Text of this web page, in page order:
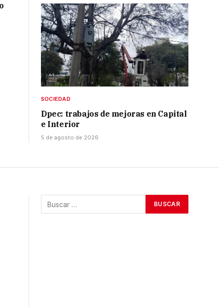
SOCIEDAD
Dpec: trabajos de mejoras en Capital
e Interior
5 de agosto de 2026